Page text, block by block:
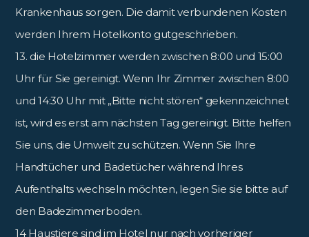
Krankenhaus sorgen. Die damit verbundenen Kosten
werden Ihrem Hotelkonto gutgeschrieben.
13. die Hotelzimmer werden zwischen 8:00 und 15:00
Uhr für Sie gereinigt. Wenn Ihr Zimmer zwischen 8:00
und 14:30 Uhr mit „Bitte nicht stören“ gekennzeichnet
ist, wird es erst am nächsten Tag gereinigt. Bitte helfen
Sie uns, die Umwelt zu schützen. Wenn Sie Ihre
Handtücher und Badetücher während Ihres
Aufenthalts wechseln möchten, legen Sie sie bitte auf
den Badezimmerboden.
14 Haustiere sind im Hotel nur nach vorheriger